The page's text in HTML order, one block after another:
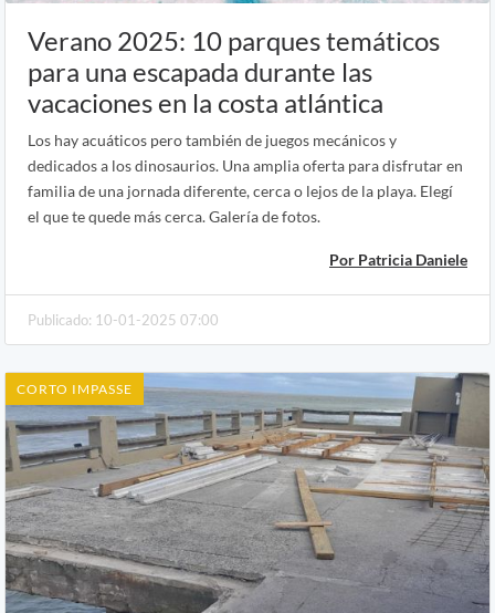
Verano 2025: 10 parques temáticos
para una escapada durante las
vacaciones en la costa atlántica
Los hay acuáticos pero también de juegos mecánicos y
dedicados a los dinosaurios. Una amplia oferta para disfrutar en
familia de una jornada diferente, cerca o lejos de la playa. Elegí
el que te quede más cerca. Galería de fotos.
Por Patricia Daniele
Publicado: 10-01-2025 07:00
CORTO IMPASSE